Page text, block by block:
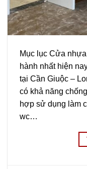
Mục lục Cửa
hành nhất hiện
tại Cần Giuộc –
có khả năng
hợp sử dụng làm
wc…